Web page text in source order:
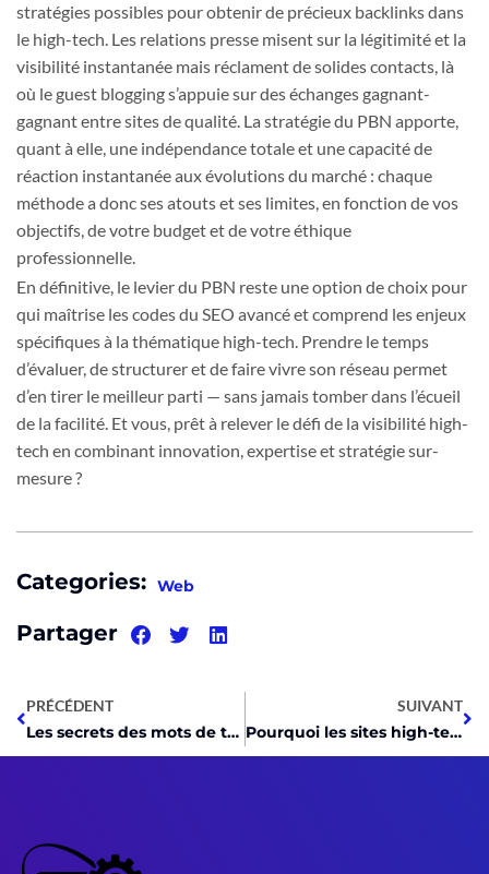
stratégies possibles pour obtenir de précieux backlinks dans
le high-tech. Les relations presse misent sur la légitimité et la
visibilité instantanée mais réclament de solides contacts, là
où le guest blogging s’appuie sur des échanges gagnant-
gagnant entre sites de qualité. La stratégie du PBN apporte,
quant à elle, une indépendance totale et une capacité de
réaction instantanée aux évolutions du marché : chaque
méthode a donc ses atouts et ses limites, en fonction de vos
objectifs, de votre budget et de votre éthique
professionnelle.
En définitive, le levier du PBN reste une option de choix pour
qui maîtrise les codes du SEO avancé et comprend les enjeux
spécifiques à la thématique high-tech. Prendre le temps
d’évaluer, de structurer et de faire vivre son réseau permet
d’en tirer le meilleur parti — sans jamais tomber dans l’écueil
de la facilité. Et vous, prêt à relever le défi de la visibilité high-
tech en combinant innovation, expertise et stratégie sur-
mesure ?
Categories: Web
Partager
PRÉCÉDENT
Les secrets des mots de transition SEO pour un contenu high-tech fluide et captivant
SUIVANT
Pourquoi les sites high-tech misent sur les algorithmes de recommandation pour surprendre vos choix